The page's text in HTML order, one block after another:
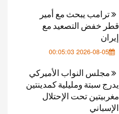
ترامب يبحث مع أمير
قطر خفض التصعيد مع
إيران
2026-08-05 00:05:03
مجلس النواب الأميركي
يدرج سبتة ومليلية كمدينتين
مغربيتين تحت الإحتلال
الإسباني